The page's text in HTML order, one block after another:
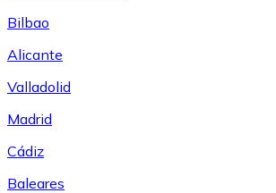
Bilbao
Alicante
Valladolid
Madrid
Cádiz
Baleares